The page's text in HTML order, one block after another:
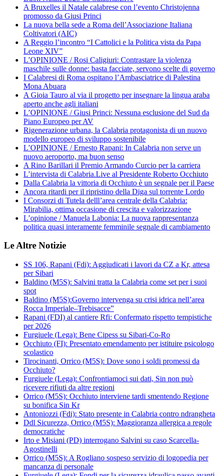
A Bruxelles il Natale calabrese con l’evento Christojenna
promosso da Giusi Princi
La nuova bella sede a Roma dell’Associazione Italiana
Coltivatori (AIC)
A Reggio l’incontro “I Cattolici e la Politica vista da Papa
Leone XIV”
L’OPINIONE / Rosi Caligiuri: Contrastare la violenza
maschile sulle donne: basta facciate, servono scelte di governo
I Calabresi di Roma ospitano l’Ambasciatrice di Palestina
Mona Abuara
A Gioia Tauro al via il progetto per insegnare la lingua araba
aperto anche agli italiani
L’OPINIONE / Giusi Princi: Nessuna esclusione del Sud da
Piano Europeo per AV
Rigenerazione urbana, la Calabria protagonista di un nuovo
modello europeo di sviluppo sostenibile
L’OPINIONE / Ernesto Rapani: In Calabria non serve un
nuovo aeroporto, ma buon senso
A Rino Barillari il Premio Armando Curcio per la carriera
L’intervista di Calabria.Live al Presidente Roberto Occhiuto
Dalla Calabria la vittoria di Occhiuto è un segnale per il Paese
Ancora ritardi per il ripristino della Diga sul torrente Lordo
I Consorzi di Tutela delll’area centrale della Calabria:
Mirabilia, ottima occasione di crescita e valorizzazione
L’opinione / Manuela Labonia: La nuova rappresentanza
politica quasi interamente femminile segnale di cambiamento
Le Altre Notizie
SS 106, Rapani (Fdi): Aggiudicati i lavori da CZ a Kr, attesa
per Sibari
Baldino (M5S): Salvini tratta la Calabria come set per i suoi
spot
Baldino (M5S):Governo intervenga su crisi idrica nell’area
Rocca Imperiale–Trebisacce”
Rapani (FDI) al cantiere Rfi: Confermato rispetto tempistiche
per 2026
Furgiuele (Lega): Bene Cipess su Sibari-Co-Ro
Occhiuto (FI): Presentato emendamento per istituire psicologo
scolastico
Tirocinanti, Orrico (M5S): Dove sono i soldi promessi da
Occhiuto?
Furgiuele (Lega): Confrontiamoci sui dati, Sin non può
ricevere rifiuti da altre regioni
Orrico (M5S): Occhiuto interviene tardi smentendo Regione
su bonifica Sin Kr
Antoniozzi (Fdi): Stato presente in Calabria contro ndrangheta
Ddl Sicurezza, Orrico (M5S): Maggioranza allergica a regole
democratiche
Irto e Misiani (PD) interrogano Salvini su caso Scarcella-
Agostinelli
Orrico (M5S): A Rogliano sospeso servizio di logopedia per
mancanza di personale